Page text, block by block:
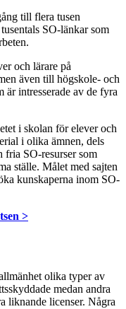
till flera tusen
SO-länkar som
och lärare på
även till högskole- och
är intresserade av de fyra
i skolan för elever och
i olika ämnen, dels
fria SO-resurser som
ställe. Målet med sajten
kunskaperna inom SO-
>
olika typer av
medan andra
liknande licenser. Några